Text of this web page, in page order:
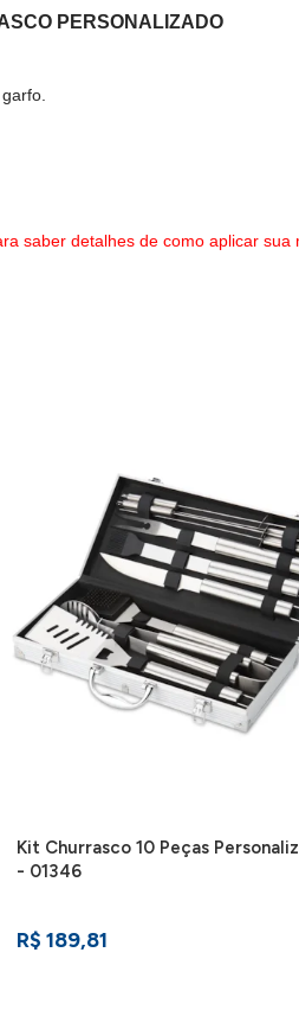
PERSONALIZADO
saber detalhes de como aplicar sua
Kit Churrasco 10 Peças
- 01346
R$ 189,81